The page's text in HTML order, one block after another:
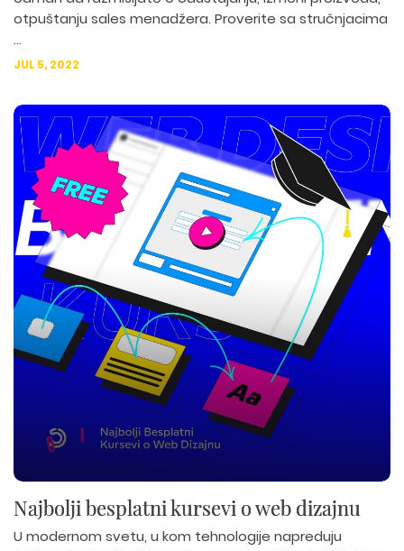
otpuštanju sales menadžera. Proverite sa stručnjacima
...
JUL 5, 2022
Najbolji besplatni kursevi o web dizajnu
U modernom svetu, u kom tehnologije napreduju